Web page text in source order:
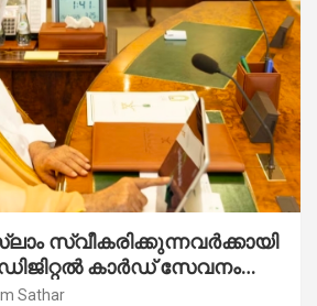
സ്വീകരിക്കുന്നവര്‍ക്കായി
കാര്‍ഡ് സേവനം
Sathar